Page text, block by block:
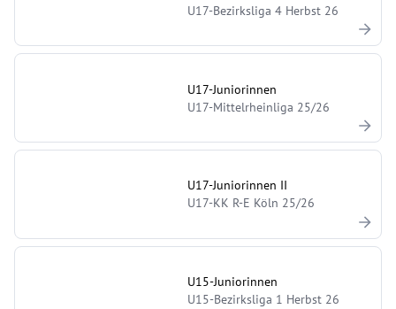
U17-Bezirksliga 4 Herbst 26
U17-Juniorinnen
U17-Mittelrheinliga 25/26
U17-Juniorinnen II
U17-KK R-E Köln 25/26
U15-Juniorinnen
U15-Bezirksliga 1 Herbst 26